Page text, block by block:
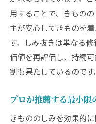
用することで、きもの
主が安心してきものを
す。しみ抜きは単なる
価値を再評価し、持続
割も果たしているのです。
プロが推薦する最小限
きもののしみを効果的